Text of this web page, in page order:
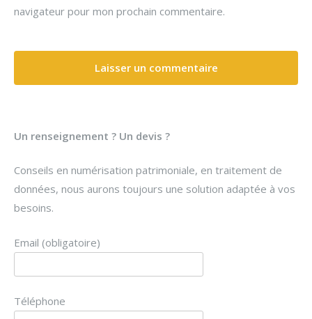
navigateur pour mon prochain commentaire.
Un renseignement ? Un devis ?
Conseils en numérisation patrimoniale, en traitement de
données, nous aurons toujours une solution adaptée à vos
besoins.
Email (obligatoire)
Téléphone